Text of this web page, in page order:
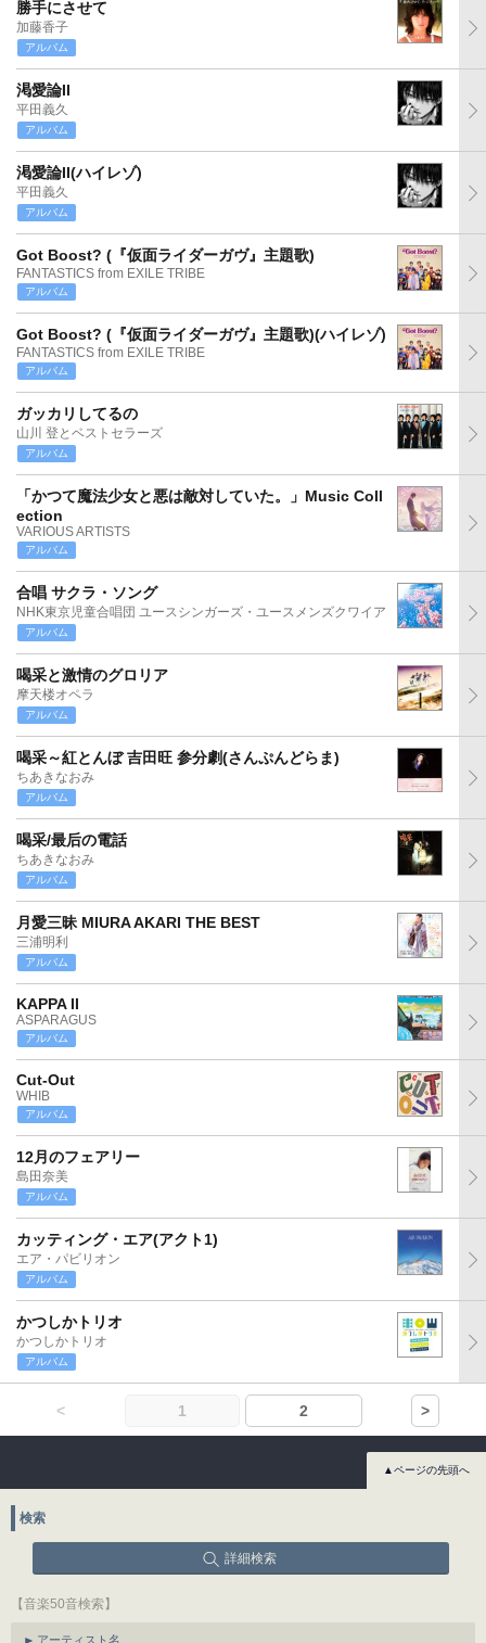
勝手にさせて
加藤香子
アルバム
渇愛論II
平田義久
アルバム
渇愛論II(ハイレゾ)
平田義久
アルバム
Got Boost? (『仮面ライダーガヴ』主題歌)
FANTASTICS from EXILE TRIBE
アルバム
Got Boost? (『仮面ライダーガヴ』主題歌)(ハイレゾ)
FANTASTICS from EXILE TRIBE
アルバム
ガッカリしてるの
山川 登とベストセラーズ
アルバム
「かつて魔法少女と悪は敵対していた。」Music Coll
ection
VARIOUS ARTISTS
アルバム
合唱 サクラ・ソング
NHK東京児童合唱団 ユースシンガーズ・ユースメンズクワイア
アルバム
喝采と激情のグロリア
摩天楼オペラ
アルバム
喝采～紅とんぼ 吉田旺 参分劇(さんぷんどらま)
ちあきなおみ
アルバム
喝采/最后の電話
ちあきなおみ
アルバム
月愛三昧 MIURA AKARI THE BEST
三浦明利
アルバム
KAPPA II
ASPARAGUS
アルバム
Cut-Out
WHIB
アルバム
12月のフェアリー
島田奈美
アルバム
カッティング・エア(アクト1)
エア・パビリオン
アルバム
かつしかトリオ
かつしかトリオ
アルバム
< 1 2 >
▲ページの先頭へ
検索
詳細検索
【音楽50音検索】
アーティスト名